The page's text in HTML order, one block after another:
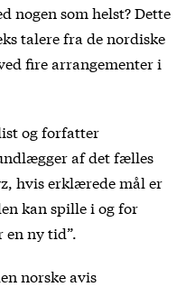
nogen som helst? Dette
talere fra de nordiske
fire arrangementer i
og forfatter
af det fælles
hvis erklærede mål er
kan spille i og for
ny tid”.
norske avis